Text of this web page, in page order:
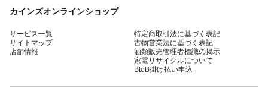
カインズオンラインショップ
サービス一覧
サイトマップ
店舗情報
特定商取引法に基づく表記
古物営業法に基づく表記
酒類販売管理者標識の掲示
家電リサイクルについて
BtoB掛け払い申込